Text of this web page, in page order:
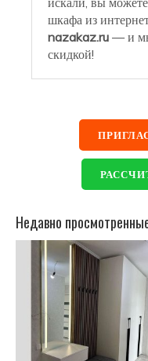
шкафа из
nazakaz.ru — и
скидкой!
Недавно